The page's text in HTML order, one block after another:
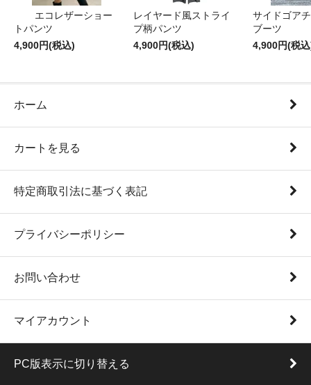
エコレザーショー
トパンツ
4,900円(税込)
レイヤード風ストライ
プ柄パンツ
4,900円(税込)
サイドゴア
ブーツ
4,900円(税
ホーム
カートを見る
特定商取引法に基づく表記
プライバシーポリシー
お問い合わせ
マイアカウント
PC版表示に切り替える